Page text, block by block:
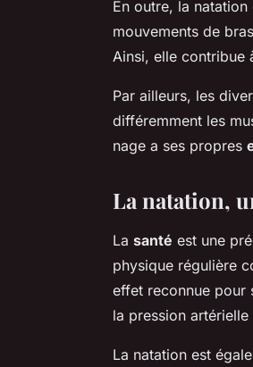
En outre, la
mouvements de
Ainsi, elle contribue
Par ailleurs, les
différemment les
nage a ses propres
La natation,
La santé est une
physique régulière
effet reconnue pour
la pression
La natation est